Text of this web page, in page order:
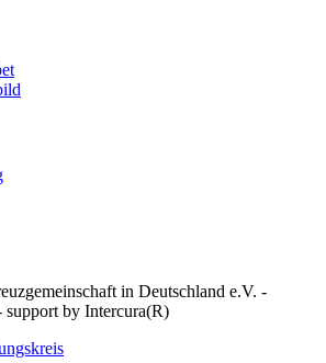
in Deutschland e.V. -
by Intercura(R)